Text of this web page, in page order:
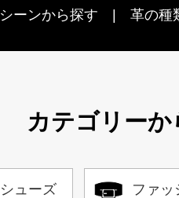
シーンから探す 革の種
カテゴリーか
シューズ ファッ